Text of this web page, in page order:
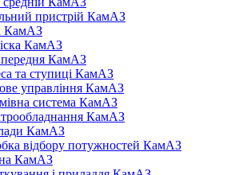
пристрій КамАЗ
КамАЗ
КамАЗ
передня КамАЗ
та ступиці КамАЗ
управління КамАЗ
система КамАЗ
КамАЗ
КамАЗ
відбору потужностей КамАЗ
КамАЗ